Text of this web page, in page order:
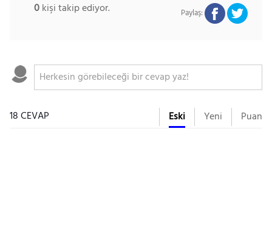
0kişi takip ediyor. Paylaş:
18 CEVAP Eski Yeni Puan